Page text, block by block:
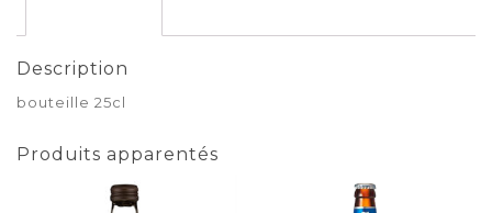
Description
bouteille 25cl
Produits apparentés